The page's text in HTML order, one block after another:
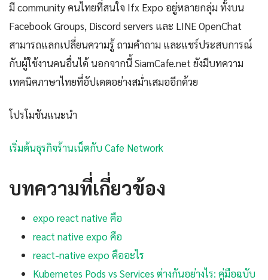
มี community คนไทยที่สนใจ Ifx Expo อยู่หลายกลุ่ม ทั้งบน
Facebook Groups, Discord servers และ LINE OpenChat
สามารถแลกเปลี่ยนความรู้ ถามคำถาม และแชร์ประสบการณ์
กับผู้ใช้งานคนอื่นได้ นอกจากนี้ SiamCafe.net ยังมีบทความ
เทคนิคภาษาไทยที่อัปเดตอย่างสม่ำเสมออีกด้วย
โปรโมชันแนะนำ
เริ่มต้นธุรกิจร้านเน็ตกับ Cafe Network
บทความที่เกี่ยวข้อง
expo react native คือ
react native expo คือ
react-native expo คืออะไร
Kubernetes Pods vs Services ต่างกันอย่างไร: คู่มือฉบับ